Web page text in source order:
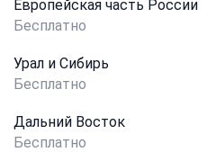
Европейская часть России
Бесплатно
Урал и Сибирь
Бесплатно
Дальний Восток
Бесплатно